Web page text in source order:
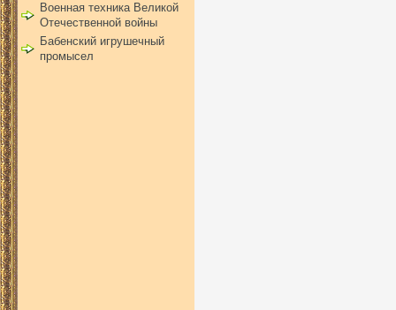
Военная техника Великой
Отечественной войны
Бабенский игрушечный
промысел